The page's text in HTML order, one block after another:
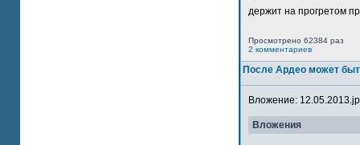
держит на прогретом
Просмотрено 62384 раз
2 комментариев
После Ардео может
Вложение:
Вложения